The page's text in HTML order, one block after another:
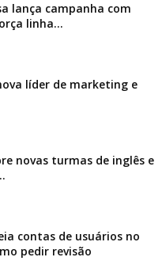
lança campanha com
linha...
líder de marketing e
novas turmas de inglês e
contas de usuários no
pedir revisão